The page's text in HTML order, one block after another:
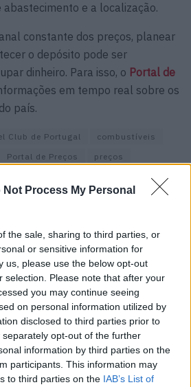
Not Process My Personal
the sale, sharing to third parties, or
or sensitive information for
us, please use the below opt-out
selection. Please note that after your
you may continue seeing
on personal information utilized by
disclosed to third parties prior to
opt-out of the further
information by third parties on the
participants. This information may
to third parties on the IAB’s List of
e a localização.
constante dos preços, planear
o depósito pode ser
dinheiro. Para isso, o Portal de
em tempo real sobre os
país.
Club de Portugal
combustíveis
Portal de Preços preços
Machado